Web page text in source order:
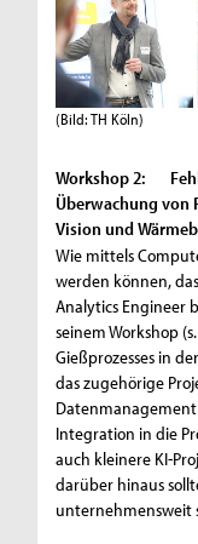
(Bild: TH Köln)
Workshop 2:
Überwachung von
Vision und
Wie mittels
werden können,
Analytics Engineer
seinem Workshop
Gießprozesses in
das zugehörige
Datenmanagement
Integration in die
auch kleinere KI-
darüber hinaus
unternehmensweit